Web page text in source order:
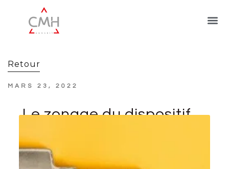
Retour
MARS 23, 2022
Le zonage du dispositif
pouvoirs publics